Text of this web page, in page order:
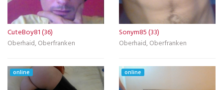
CuteBoy81 (36)
Oberhaid, Oberfranken
Sonym85 (33)
Oberhaid, Oberfranken
online online